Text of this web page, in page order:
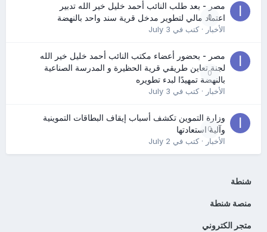
0
مصر - بعد طلب النائب أحمد خليل خير الله تدبير
اعتماد مالي لتطوير مدخل قرية سند واحد بالنهضة
الأخبار· كتب في July 3
0
مصر - بحضور أعضاء مكتب النائب أحمد خليل خير الله
لجنة تعاين طريقي قرية الحظيرة و المدرسة الصناعية
بالنهضة تمهيدًا لبدء تطويره
الأخبار· كتب في July 3
0
وزارة التموين تكشف أسباب إيقاف البطاقات التموينية
وآلية استعادتها
الأخبار· كتب في July 2
شنطة
منصة شنطة
متجر الكتروني